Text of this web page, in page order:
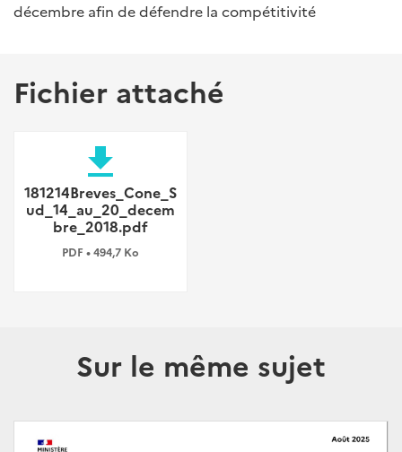
décembre afin de défendre la compétitivité
Fichier attaché
file_download
181214Breves_Cone_S
ud_14_au_20_decem
bre_2018.pdf
PDF • 494,7 Ko
Sur le même sujet